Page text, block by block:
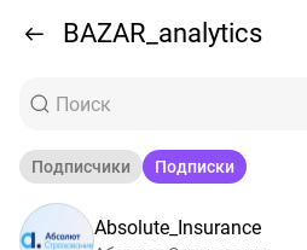
BAZAR_analytics
Подписчики Подписки
Absolute_Insurance